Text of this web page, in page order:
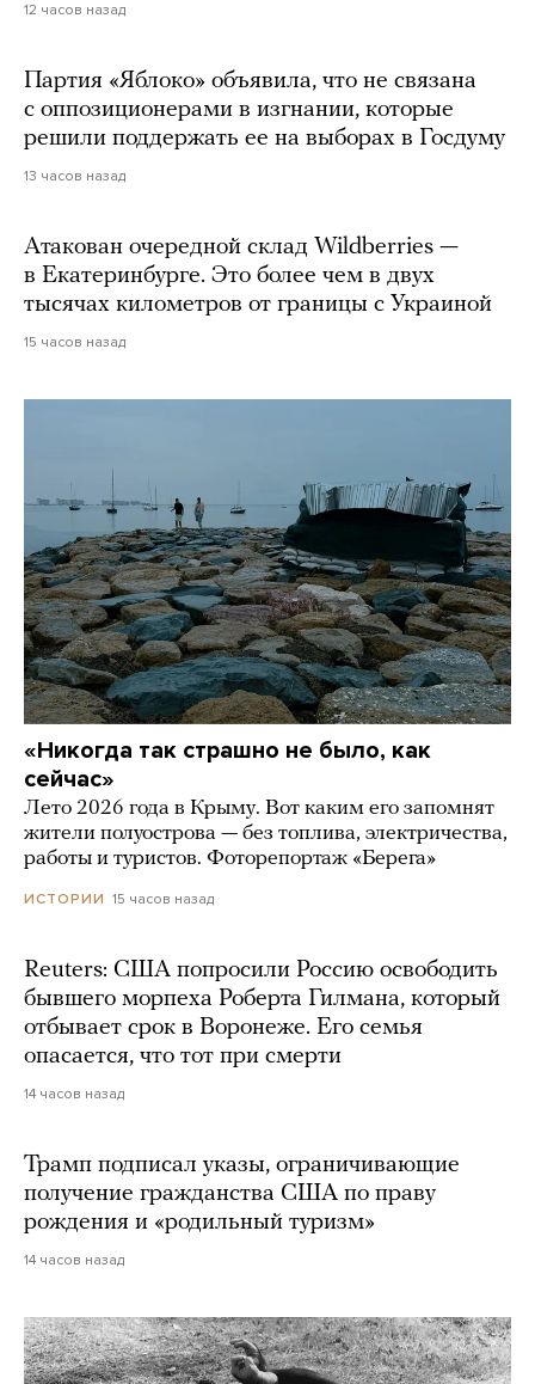
12 часов назад
Партия «Яблоко» объявила, что не связана
с оппозиционерами в изгнании, которые
решили поддержать ее на выборах в Госдуму
13 часов назад
Атакован очередной склад Wildberries —
в Екатеринбурге. Это более чем в двух
тысячах километров от границы с Украиной
15 часов назад
«Никогда так страшно не было, как
сейчас»
Лето 2026 года в Крыму. Вот каким его запомнят
жители полуострова — без топлива, электричества,
работы и туристов. Фоторепортаж «Берега»
ИСТОРИИ 15 часов назад
Reuters: США попросили Россию освободить
бывшего морпеха Роберта Гилмана, который
отбывает срок в Воронеже. Его семья
опасается, что тот при смерти
14 часов назад
Трамп подписал указы, ограничивающие
получение гражданства США по праву
рождения и «родильный туризм»
14 часов назад